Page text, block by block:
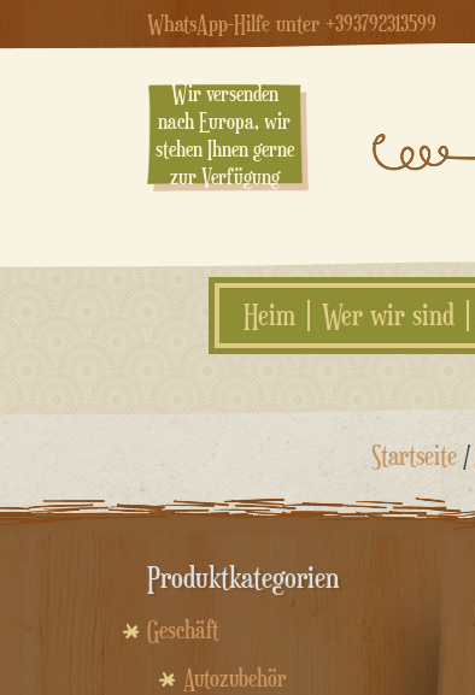
WhatsApp-Hilfe unter +393792313599
Wir versenden
nach Europa, wir
stehen Ihnen gerne
zur Verfügung
Heim Wer wir sind
Zum
springen
Startseite/
Produktkategorien
Geschäft
Autozubehör